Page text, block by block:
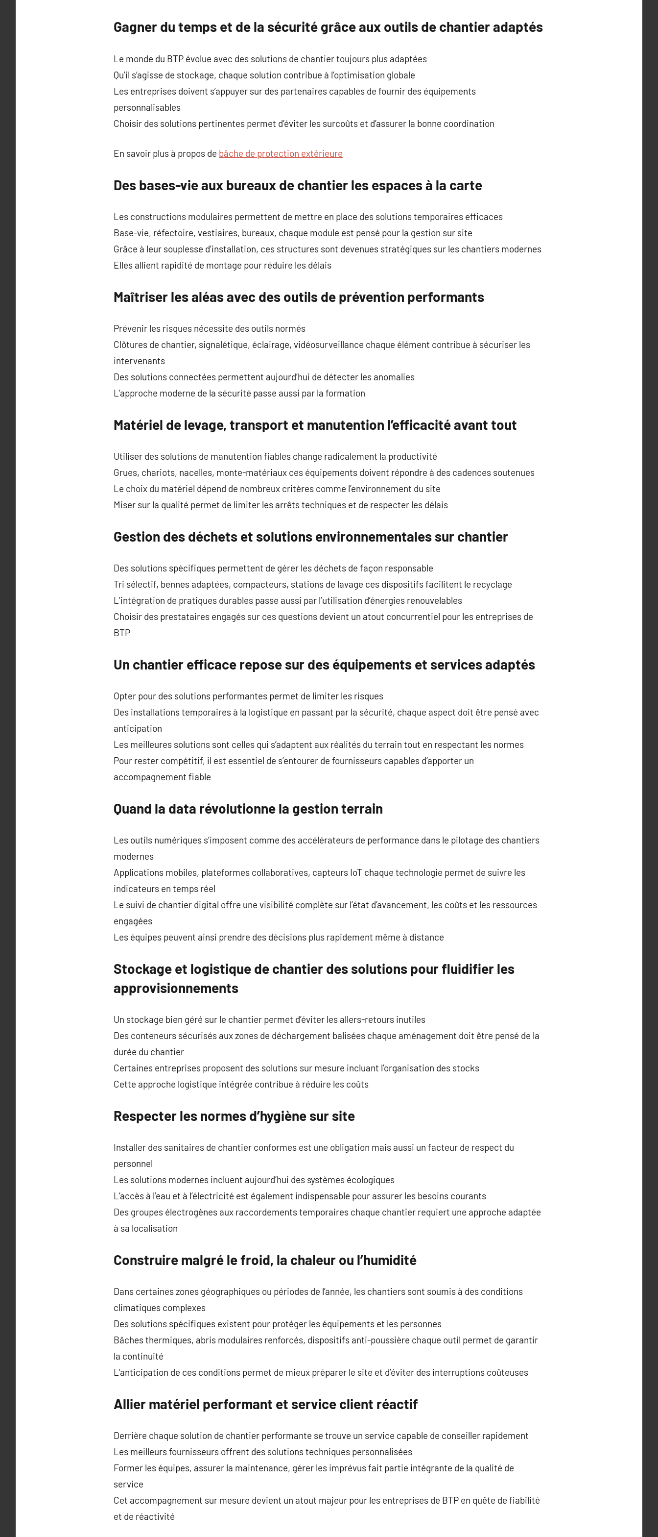
Gagner du temps et de la sécurité grâce aux outils de chantier adaptés
Le monde du BTP évolue avec des solutions de chantier toujours plus adaptées
Qu’il s’agisse de stockage, chaque solution contribue à l’optimisation globale
Les entreprises doivent s’appuyer sur des partenaires capables de fournir des équipements
personnalisables
Choisir des solutions pertinentes permet d’éviter les surcoûts et d’assurer la bonne coordination
En savoir plus à propos de bâche de protection extérieure
Des bases-vie aux bureaux de chantier les espaces à la carte
Les constructions modulaires permettent de mettre en place des solutions temporaires efficaces
Base-vie, réfectoire, vestiaires, bureaux, chaque module est pensé pour la gestion sur site
Grâce à leur souplesse d’installation, ces structures sont devenues stratégiques sur les chantiers modernes
Elles allient rapidité de montage pour réduire les délais
Maîtriser les aléas avec des outils de prévention performants
Prévenir les risques nécessite des outils normés
Clôtures de chantier, signalétique, éclairage, vidéosurveillance chaque élément contribue à sécuriser les
intervenants
Des solutions connectées permettent aujourd’hui de détecter les anomalies
L’approche moderne de la sécurité passe aussi par la formation
Matériel de levage, transport et manutention l’efficacité avant tout
Utiliser des solutions de manutention fiables change radicalement la productivité
Grues, chariots, nacelles, monte-matériaux ces équipements doivent répondre à des cadences soutenues
Le choix du matériel dépend de nombreux critères comme l’environnement du site
Miser sur la qualité permet de limiter les arrêts techniques et de respecter les délais
Gestion des déchets et solutions environnementales sur chantier
Des solutions spécifiques permettent de gérer les déchets de façon responsable
Tri sélectif, bennes adaptées, compacteurs, stations de lavage ces dispositifs facilitent le recyclage
L’intégration de pratiques durables passe aussi par l’utilisation d’énergies renouvelables
Choisir des prestataires engagés sur ces questions devient un atout concurrentiel pour les entreprises de
BTP
Un chantier efficace repose sur des équipements et services adaptés
Opter pour des solutions performantes permet de limiter les risques
Des installations temporaires à la logistique en passant par la sécurité, chaque aspect doit être pensé avec
anticipation
Les meilleures solutions sont celles qui s’adaptent aux réalités du terrain tout en respectant les normes
Pour rester compétitif, il est essentiel de s’entourer de fournisseurs capables d’apporter un
accompagnement fiable
Quand la data révolutionne la gestion terrain
Les outils numériques s’imposent comme des accélérateurs de performance dans le pilotage des chantiers
modernes
Applications mobiles, plateformes collaboratives, capteurs IoT chaque technologie permet de suivre les
indicateurs en temps réel
Le suivi de chantier digital offre une visibilité complète sur l’état d’avancement, les coûts et les ressources
engagées
Les équipes peuvent ainsi prendre des décisions plus rapidement même à distance
Stockage et logistique de chantier des solutions pour fluidifier les
approvisionnements
Un stockage bien géré sur le chantier permet d’éviter les allers-retours inutiles
Des conteneurs sécurisés aux zones de déchargement balisées chaque aménagement doit être pensé de la
durée du chantier
Certaines entreprises proposent des solutions sur mesure incluant l’organisation des stocks
Cette approche logistique intégrée contribue à réduire les coûts
Respecter les normes d’hygiène sur site
Installer des sanitaires de chantier conformes est une obligation mais aussi un facteur de respect du
personnel
Les solutions modernes incluent aujourd’hui des systèmes écologiques
L’accès à l’eau et à l’électricité est également indispensable pour assurer les besoins courants
Des groupes électrogènes aux raccordements temporaires chaque chantier requiert une approche adaptée
à sa localisation
Construire malgré le froid, la chaleur ou l’humidité
Dans certaines zones géographiques ou périodes de l’année, les chantiers sont soumis à des conditions
climatiques complexes
Des solutions spécifiques existent pour protéger les équipements et les personnes
Bâches thermiques, abris modulaires renforcés, dispositifs anti-poussière chaque outil permet de garantir
la continuité
L’anticipation de ces conditions permet de mieux préparer le site et d’éviter des interruptions coûteuses
Allier matériel performant et service client réactif
Derrière chaque solution de chantier performante se trouve un service capable de conseiller rapidement
Les meilleurs fournisseurs offrent des solutions techniques personnalisées
Former les équipes, assurer la maintenance, gérer les imprévus fait partie intégrante de la qualité de
service
Cet accompagnement sur mesure devient un atout majeur pour les entreprises de BTP en quête de fiabilité
et de réactivité